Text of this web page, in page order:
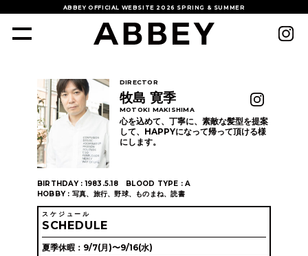
ABBEY OFFICIAL WEBSITE 2026 SPRING & SUMMER
DIRECTOR
牧島 寛季
MOTOKI MAKISHIMA
心を込めて、丁寧に、素敵な髪型を提案
して、HAPPYになって帰って頂ける様
にします。
BIRTHDAY : 1983.5.18
BLOOD TYPE : A
HOBBY : 写真、旅行、野球、ものまね、読書
スケジュール
SCHEDULE
夏季休暇：9/7(月)〜9/16(水)